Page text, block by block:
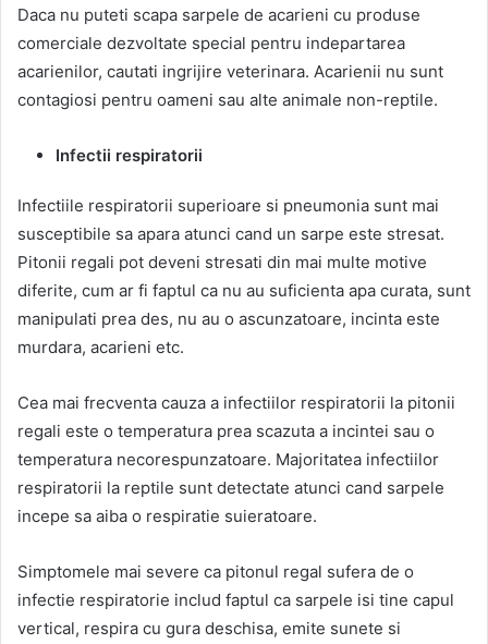
Daca nu puteti scapa sarpele de acarieni cu produse
comerciale dezvoltate special pentru indepartarea
acarienilor, cautati ingrijire veterinara. Acarienii nu sunt
contagiosi pentru oameni sau alte animale non-reptile.
Infectii respiratorii
Infectiile respiratorii superioare si pneumonia sunt mai
susceptibile sa apara atunci cand un sarpe este stresat.
Pitonii regali pot deveni stresati din mai multe motive
diferite, cum ar fi faptul ca nu au suficienta apa curata, sunt
manipulati prea des, nu au o ascunzatoare, incinta este
murdara, acarieni etc.
Cea mai frecventa cauza a infectiilor respiratorii la pitonii
regali este o temperatura prea scazuta a incintei sau o
temperatura necorespunzatoare. Majoritatea infectiilor
respiratorii la reptile sunt detectate atunci cand sarpele
incepe sa aiba o respiratie suieratoare.
Simptomele mai severe ca pitonul regal sufera de o
infectie respiratorie includ faptul ca sarpele isi tine capul
vertical, respira cu gura deschisa, emite sunete si